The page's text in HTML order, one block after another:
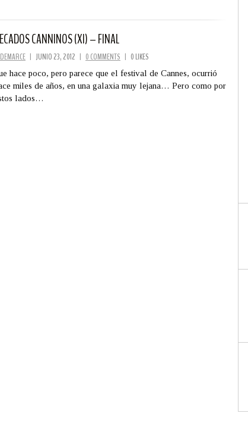
CANNINOS (XI) – FINAL
| JUNIO 23, 2012 | 0 COMMENTS | 0 LIKES
hace poco, pero parece que el festival de Cannes, ocurrió
miles de años, en una galaxia muy lejana… Pero como por
lados…